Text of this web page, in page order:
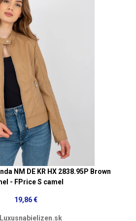
NM DE KR HX 2838.95P Brown
- FPrice S camel
19,86 €